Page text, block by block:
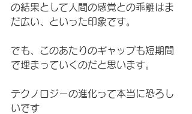
の結果として人間の感覚との乖離はま
だ広い、といった印象です。
でも、このあたりのギャップも短期間
で埋まっていくのだと思います。
テクノロジーの進化って本当に恐ろし
いです